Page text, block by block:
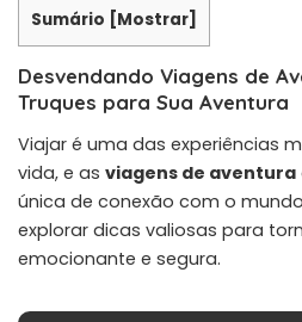
Sumário [Mostrar]
Desvendando Viagens de
Truques para Sua Aventura
Viajar é uma das experiências
vida, e as viagens de aventura
única de conexão com o
explorar dicas valiosas para
emocionante e segura.